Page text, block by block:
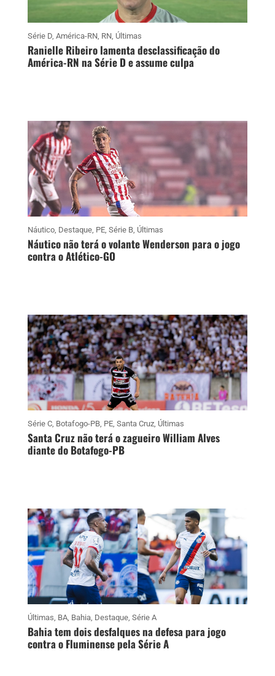
Série D, América-RN, RN, Últimas
Ranielle Ribeiro lamenta desclassificação do
América-RN na Série D e assume culpa
Náutico, Destaque, PE, Série B, Últimas
Náutico não terá o volante Wenderson para o jogo
contra o Atlético-GO
Série C, Botafogo-PB, PE, Santa Cruz, Últimas
Santa Cruz não terá o zagueiro William Alves
diante do Botafogo-PB
Últimas, BA, Bahia, Destaque, Série A
Bahia tem dois desfalques na defesa para jogo
contra o Fluminense pela Série A